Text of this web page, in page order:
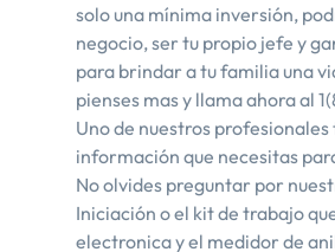
solo una mínima inversión,
negocio, ser tu propio jefe y
para brindar a tu familia una
pienses mas y llama ahora al
Uno de nuestros
información que necesitas
No olvides preguntar por
Iniciación o el kit de trabajo
electronica y el medidor de